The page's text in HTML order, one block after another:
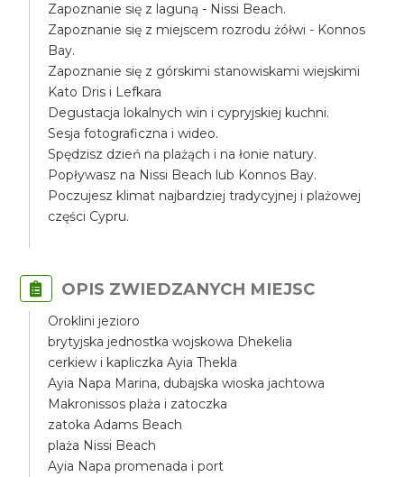
Zapoznanie się z laguną - Nissi Beach.
Zapoznanie się z miejscem rozrodu żółwi - Konnos
Bay.
Zapoznanie się z górskimi stanowiskami wiejskimi
Kato Dris i Lefkara
Degustacja lokalnych win i cypryjskiej kuchni.
Sesja fotograficzna i wideo.
Spędzisz dzień na plażąch i na łonie natury.
Popływasz na Nissi Beach lub Konnos Bay.
Poczujesz klimat najbardziej tradycyjnej i plażowej
części Cypru.
OPIS ZWIEDZANYCH MIEJSC
Oroklini jezioro
brytyjska jednostka wojskowa Dhekelia
cerkiew i kapliczka Ayia Thekla
Ayia Napa Marina, dubajska wioska jachtowa
Makronissos plaża i zatoczka
zatoka Adams Beach
plaża Nissi Beach
Ayia Napa promenada i port